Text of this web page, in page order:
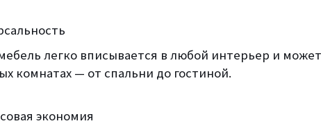
легко вписывается в любой интерьер и
комнатах — от спальни до гостиной.
экономия